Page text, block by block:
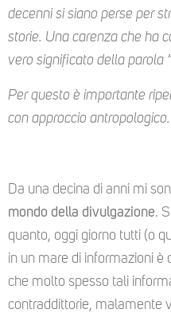
decenni si siano perse per
storie. Una carenza che ha
vero significato della parola
Per questo è importante
con approccio antropologico.
Da una decina di anni mi
mondo della divulgazione.
quanto, oggi giorno tutti (o
in un mare di informazioni è
che molto spesso tali
contraddittorie, malamente